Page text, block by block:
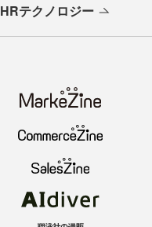
HRテクノロジー